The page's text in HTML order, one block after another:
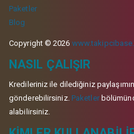
Paketler
Blog
Copyright © 2026
NASIL ÇALIŞIR
Kredileriniz ile dilediğiniz
gönderebilirsiniz. Paketler
alabilirsiniz.